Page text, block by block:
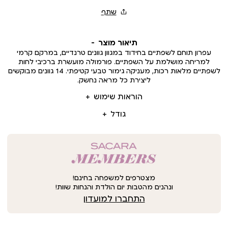
תיאור מוצר
הוראות שימוש
גודל
עפרון תוחם לשפתיים בחידוד במגוון גוונים טרנדיים, במרקם קרמי
למריחה מושלמת על השפתיים. פורמולה מועשרת ברכיבי לחות
לשפתיים מלאות רכות, מעניקה גימור טבעי קטיפתי. 14 גוונים מבוקשים
ליצירת כל מראה נחשק.
מצטרפים למשפחה בחינם!
ונהנים מהטבות יום הולדת והנחות שוות!
התחברו למועדון